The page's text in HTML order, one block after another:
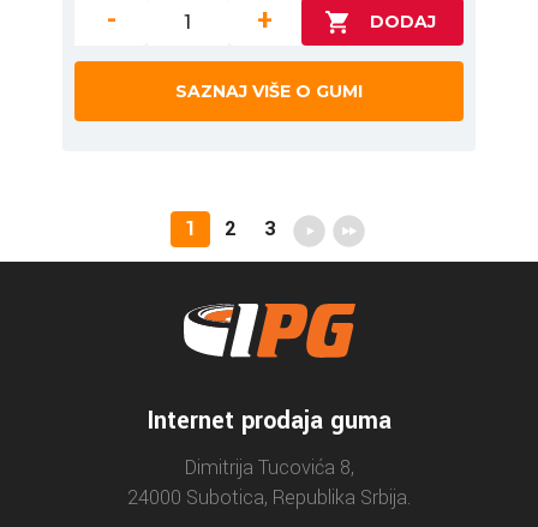
- +
SAZNAJ VIŠE O GUMI
1 2 3
Internet prodaja guma
Dimitrija Tucovića 8,
24000 Subotica, Republika Srbija.